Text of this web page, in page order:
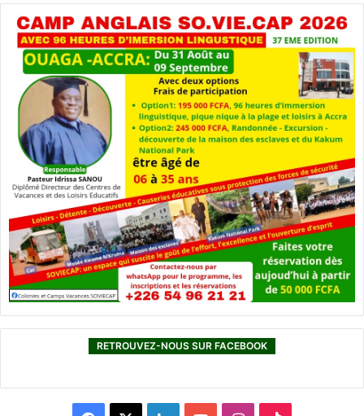
RETROUVEZ-NOUS SUR FACEBOOK